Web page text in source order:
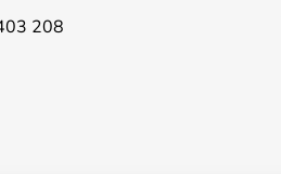
208